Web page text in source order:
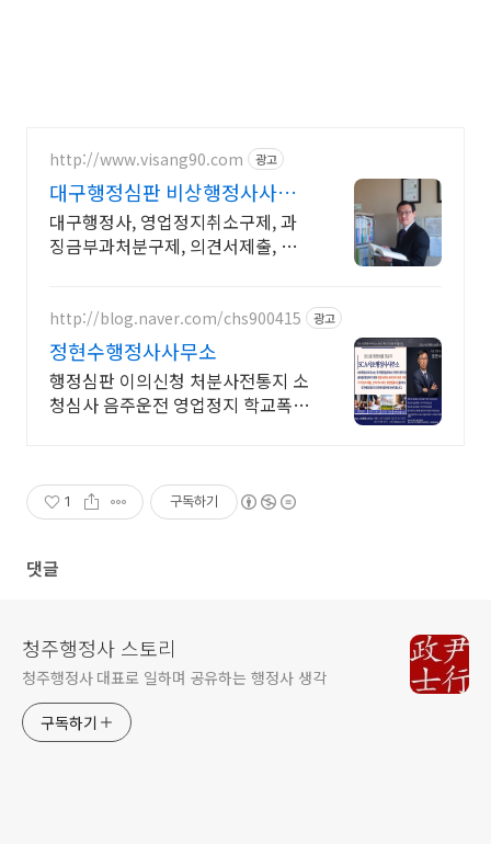
http://www.visang90.com 광고
대구행정심판 비상행정사사무
소
대구행정사, 영업정지취소구제, 과
징금부과처분구제, 의견서제출, 행
http://blog.naver.com/chs900415 광고
정현수행정사사무소
행정심판 이의신청 처분사전통지 소
청심사 음주운전 영업정지 학교폭력
1 구독하기
댓글
청주행정사 스토리
청주행정사 대표로 일하며 공유하는 행정사 생각
구독하기